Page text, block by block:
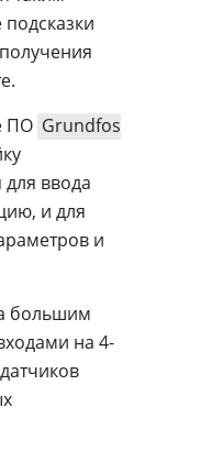
ПО Grundfos
ввода
и для
и
большим
на 4-